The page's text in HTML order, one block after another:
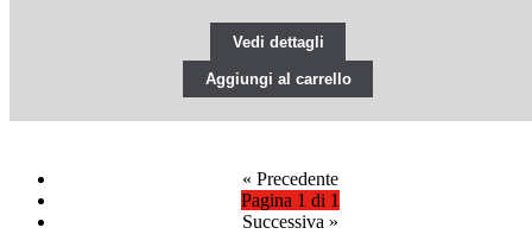
Vedi dettagli
Aggiungi al carrello
« Precedente
Pagina 1 di 1
Successiva »